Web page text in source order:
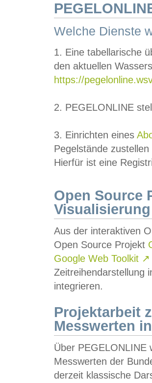
Welche Dienste
1. Eine tabellarische
den aktuellen
https://
2. PEGELONLINE
3. Einrichten eines
Pegelstände
Hierfür ist eine
Open Source
Visualisierung
Aus der interaktiven
Open Source Projekt
Google Web Toolkit ↗
Zeitreihendarstellung
integrieren.
Projektarbeit
Messwerten
Über PEGELONLINE
Messwerten der
derzeit klassische